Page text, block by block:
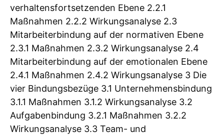
verhaltensfortsetzenden Ebene 2.2.1
Maßnahmen 2.2.2 Wirkungsanalyse 2.3
Mitarbeiterbindung auf der normativen Ebene
2.3.1 Maßnahmen 2.3.2 Wirkungsanalyse 2.4
Mitarbeiterbindung auf der emotionalen Ebene
2.4.1 Maßnahmen 2.4.2 Wirkungsanalyse 3 Die
vier Bindungsbezüge 3.1 Unternehmensbindung
3.1.1 Maßnahmen 3.1.2 Wirkungsanalyse 3.2
Aufgabenbindung 3.2.1 Maßnahmen 3.2.2
Wirkungsanalyse 3.3 Team- und